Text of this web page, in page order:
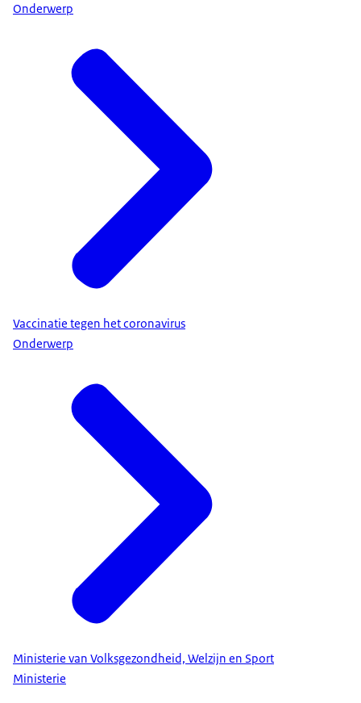
Onderwerp
Vaccinatie tegen het coronavirus
Onderwerp
Ministerie van Volksgezondheid, Welzijn en Sport
Ministerie